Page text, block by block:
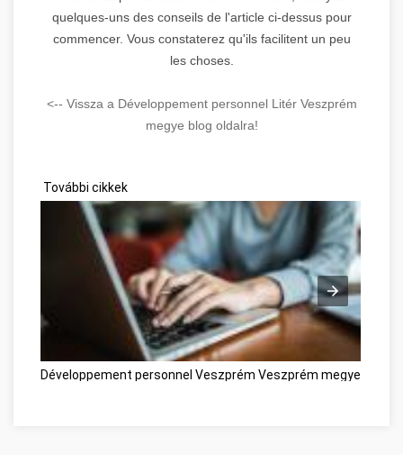
quelques-uns des conseils de l'article ci-dessus pour
commencer. Vous constaterez qu'ils facilitent un peu
les choses.
<-- Vissza a Développement personnel Litér Veszprém
megye blog oldalra!
További cikkek
Développement personnel Veszprém Veszprém megye